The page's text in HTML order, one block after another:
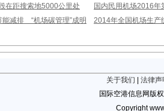
在距搜索地5000公里处
国内民用机场2016年
减排 “机场碳管理”成明
2014年全国机场生产
关于我们
法律声
国际空港信息网版
Copyright